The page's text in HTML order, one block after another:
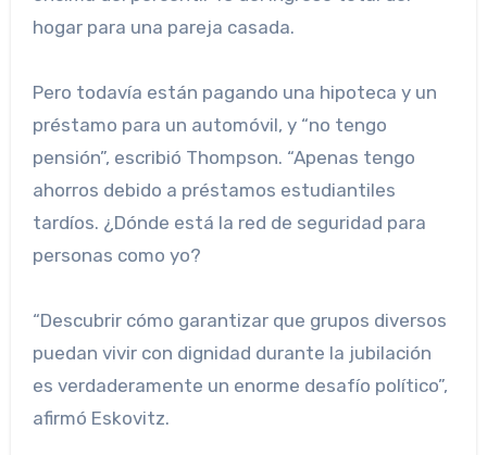
hogar para una pareja casada.
Pero todavía están pagando una hipoteca y un
préstamo para un automóvil, y “no tengo
pensión”, escribió Thompson. “Apenas tengo
ahorros debido a préstamos estudiantiles
tardíos. ¿Dónde está la red de seguridad para
personas como yo?
“Descubrir cómo garantizar que grupos diversos
puedan vivir con dignidad durante la jubilación
es verdaderamente un enorme desafío político”,
afirmó Eskovitz.